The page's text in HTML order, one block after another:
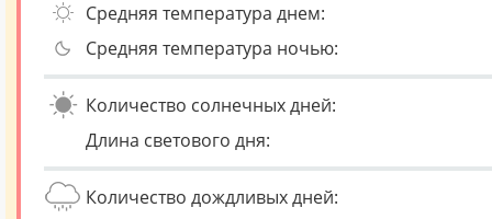
Средняя температура днем:
Средняя температура ночью:
Количество солнечных дней:
Длина светового дня:
Количество дождливых дней: